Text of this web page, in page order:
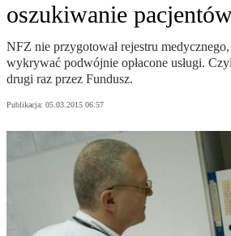
oszukiwanie
NFZ nie przygotował rejestru
wykrywać podwójnie opłacone usługi.
drugi raz przez Fundusz.
Publikacja: 05.03.2015 06:57